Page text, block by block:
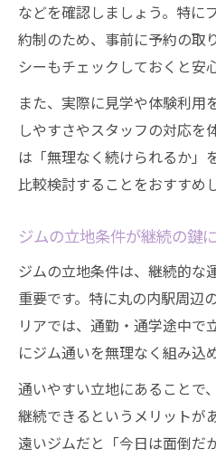
などを確認しましょう。特に
約制のため、事前に予約の取
シーもチェックしておくと安
また、実際に見学や体験利用
しやすさやスタッフの対応を
は「無理なく続けられるか」
比較検討することをおすすめ
ジムの立地条件が継続の鍵
ジムの立地条件は、継続的な
重要です。特に丸の内駅周辺
リアでは、通勤・通学途中で
にジム通いを無理なく組み込
通いやすい立地にあることで
継続できるというメリットが
遠いジムだと「今日は面倒だ